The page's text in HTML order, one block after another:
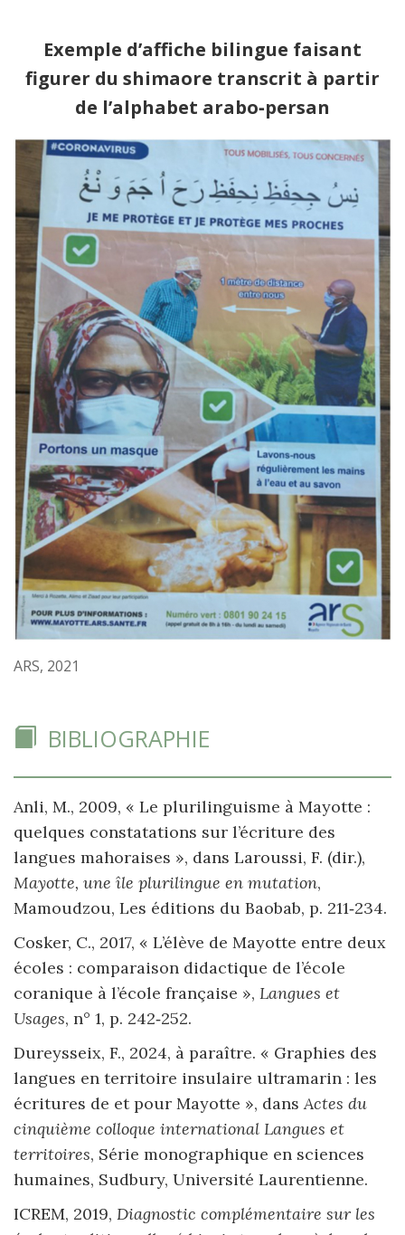
Exemple d’affiche bilingue faisant
figurer du shimaore transcrit à partir
de l’alphabet arabo‑persan
ARS, 2021
BIBLIOGRAPHIE
Anli, M., 2009, « Le plurilinguisme à Mayotte :
quelques constatations sur l’écriture des
langues mahoraises », dans Laroussi, F. (dir.),
Mayotte, une île plurilingue en mutation,
Mamoudzou, Les éditions du Baobab, p. 211‑234.
Cosker, C., 2017, « L’élève de Mayotte entre deux
écoles : comparaison didactique de l’école
coranique à l’école française », Langues et
Usages, n° 1, p. 242‑252.
Dureysseix, F., 2024, à paraître. « Graphies des
langues en territoire insulaire ultramarin : les
écritures de et pour Mayotte », dansActes du
cinquième colloque international Langues et
territoires, Série monographique en sciences
humaines, Sudbury, Université Laurentienne.
ICREM, 2019, Diagnostic complémentaire sur les